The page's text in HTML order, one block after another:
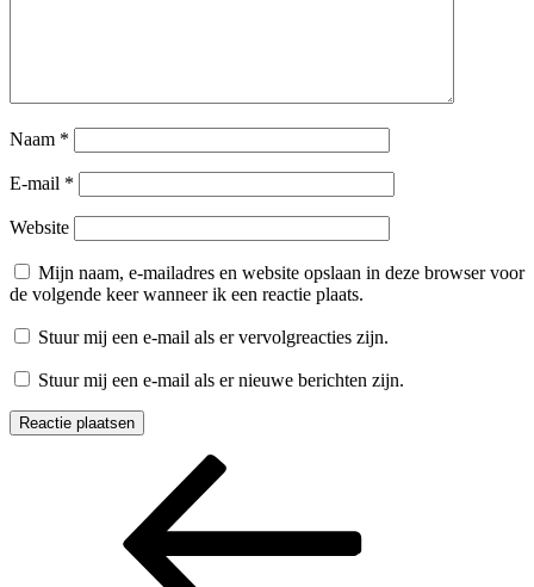
Naam *
E-mail *
Website
Mijn naam, e-mailadres en website opslaan in deze browser voor
de volgende keer wanneer ik een reactie plaats.
Stuur mij een e-mail als er vervolgreacties zijn.
Stuur mij een e-mail als er nieuwe berichten zijn.
Berichtnavigatie